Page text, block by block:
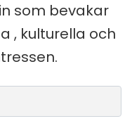
som bevakar
, kulturella och